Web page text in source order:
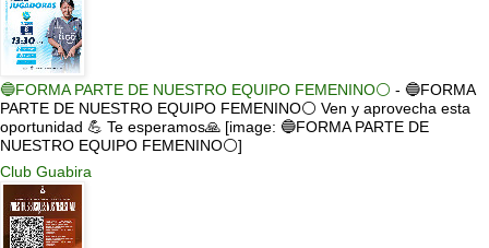
🔵FORMA PARTE DE NUESTRO EQUIPO FEMENINO⚪ - 🔵FORMA
PARTE DE NUESTRO EQUIPO FEMENINO⚪ Ven y aprovecha esta
oportunidad 💪 Te esperamos🙏 [image: 🔵FORMA PARTE DE
NUESTRO EQUIPO FEMENINO⚪]
Club Guabira